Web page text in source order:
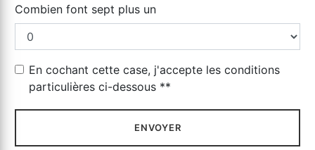
Combien font sept plus un
En cochant cette case, j'accepte les conditions
particulières ci-dessous **
ENVOYER